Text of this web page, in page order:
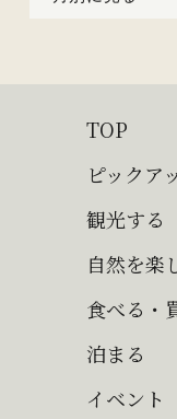
TOP
ピックア
観光する
自然を楽
食べる・
泊まる
イベント